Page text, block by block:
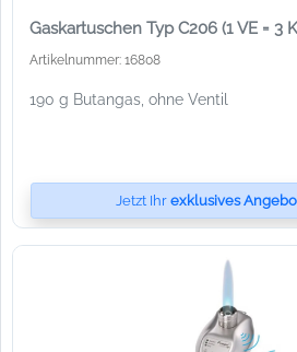
Gaskartuschen Typ C206 (1 VE = 3
Artikelnummer: 16808
190 g Butangas, ohne Ventil
Jetzt Ihr exklusives